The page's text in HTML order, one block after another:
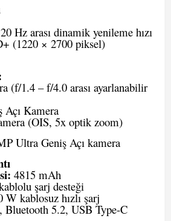
Hz arası dinamik yenileme hızı
(1220 × 2700 piksel)
(f/1.4 – f/4.0 arası ayarlanabilir
Açı Kamera
(OIS, 5x optik zoom)
Ultra Geniş Açı kamera
4815 mAh
şarj desteği
W kablosuz hızlı şarj
5.2, USB Type-C